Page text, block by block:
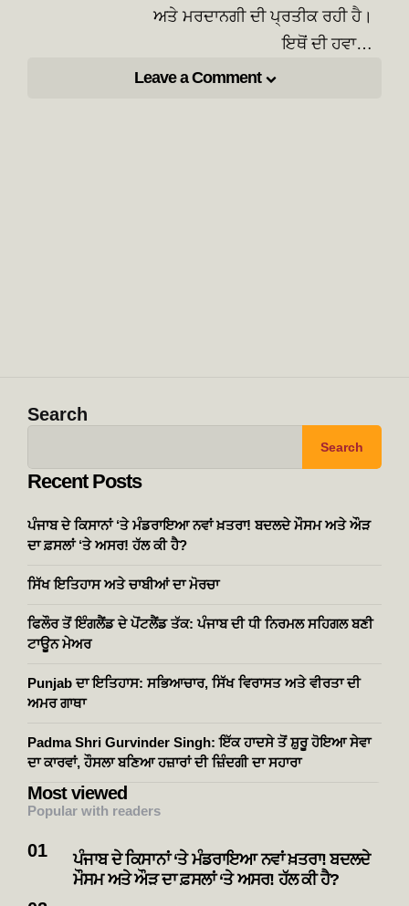
ਅਤੇ ਮਰਦਾਨਗੀ ਦੀ ਪ੍ਰਤੀਕ ਰਹੀ ਹੈ।
ਇਥੋਂ ਦੀ ਹਵਾ…
Leave a Comment
Search
Search
Recent Posts
ਪੰਜਾਬ ਦੇ ਕਿਸਾਨਾਂ ‘ਤੇ ਮੰਡਰਾਇਆ ਨਵਾਂ ਖ਼ਤਰਾ! ਬਦਲਦੇ ਮੌਸਮ ਅਤੇ ਔੜ
ਦਾ ਫ਼ਸਲਾਂ ‘ਤੇ ਅਸਰ! ਹੱਲ ਕੀ ਹੈ?
ਸਿੱਖ ਇਤਿਹਾਸ ਅਤੇ ਚਾਬੀਆਂ ਦਾ ਮੋਰਚਾ
ਫਿਲੌਰ ਤੋਂ ਇੰਗਲੈਂਡ ਦੇ ਪੋਂਟਲੈਂਡ ਤੱਕ: ਪੰਜਾਬ ਦੀ ਧੀ ਨਿਰਮਲ ਸਹਿਗਲ ਬਣੀ
ਟਾਊਨ ਮੇਅਰ
Punjab ਦਾ ਇਤਿਹਾਸ: ਸਭਿਆਚਾਰ, ਸਿੱਖ ਵਿਰਾਸਤ ਅਤੇ ਵੀਰਤਾ ਦੀ
ਅਮਰ ਗਾਥਾ
Padma Shri Gurvinder Singh: ਇੱਕ ਹਾਦਸੇ ਤੋਂ ਸ਼ੁਰੂ ਹੋਇਆ ਸੇਵਾ
ਦਾ ਕਾਰਵਾਂ, ਹੌਸਲਾ ਬਣਿਆ ਹਜ਼ਾਰਾਂ ਦੀ ਜ਼ਿੰਦਗੀ ਦਾ ਸਹਾਰਾ
Most viewed
Popular with readers
ਪੰਜਾਬ ਦੇ ਕਿਸਾਨਾਂ ‘ਤੇ ਮੰਡਰਾਇਆ ਨਵਾਂ ਖ਼ਤਰਾ! ਬਦਲਦੇ
ਮੌਸਮ ਅਤੇ ਔੜ ਦਾ ਫ਼ਸਲਾਂ ‘ਤੇ ਅਸਰ! ਹੱਲ ਕੀ ਹੈ?